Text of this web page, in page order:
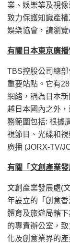
業、娛樂業及視
致力保護知識產
娛樂協會，請瀏覽
有關日本東京廣
TBS控股公司總
重要站點。它有
網絡，稱為日本
越日本國內之外
務範圍包括: 根據
視節目、光碟和
廣播 (JORX-TV/
有關「文創產業發
文創產業發展處(
年設立的「創意
體育及旅遊局轄
的專責辦公室，
化及創意業界的